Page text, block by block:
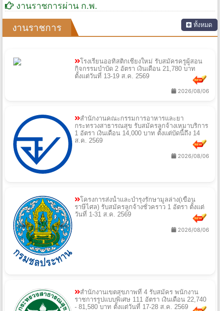
งานราชการผ่าน ก.พ.
งานราชการ ทั้งหมด
โรงเรียนออทิสติกเชียงใหม่ รับสมัครครูผู้สอน
กิจกรรมบำบัด 2 อัตรา เงินเดือน 21,780 บาท
ตั้งแต่วันที่ 13-19 ส.ค. 2569
2026/08/06
สำนักงานคณะกรรมการอาหารและยา
กระทรวงสาธารณสุข รับสมัครลูกจ้างเหมาบริการ
1 อัตรา เงินเดือน 14,000 บาท ตั้งแต่บัดนี้ถึง 14
ส.ค. 2569
2026/08/06
โครงการส่งน้ำและบำรุงรักษามูลล่าง(เขื่อน
ราษีไศล) รับสมัครลูกจ้างชั่วคราว 1 อัตรา ตั้งแต่
วันที่ 1-31 ส.ค. 2569
2026/08/06
สำนักงานเขตสุขภาพที่ 4 รับสมัคร พนักงาน
ราชการรูปแบบพิเศษ 111 อัตรา เงินเดือน 22,740
- 81,580 บาท ตั้งแต่วันที่ 17-28 ส.ค. 2569